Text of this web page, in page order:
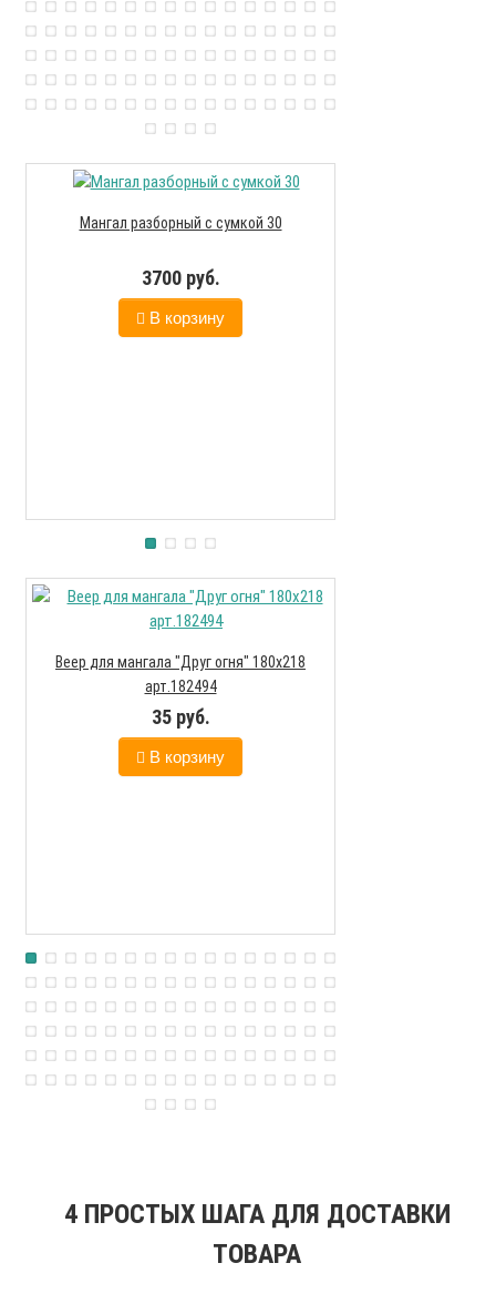
Мангал разборный с сумкой 30
3700 руб.
В корзину
Веер для мангала "Друг огня" 180х218
арт.182494